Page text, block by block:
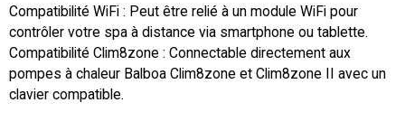
Compatibilité WiFi : Peut être relié à un module WiFi pour
contrôler votre spa à distance via smartphone ou tablette.
Compatibilité Clim8zone : Connectable directement aux
pompes à chaleur Balboa Clim8zone et Clim8zone II avec un
clavier compatible.